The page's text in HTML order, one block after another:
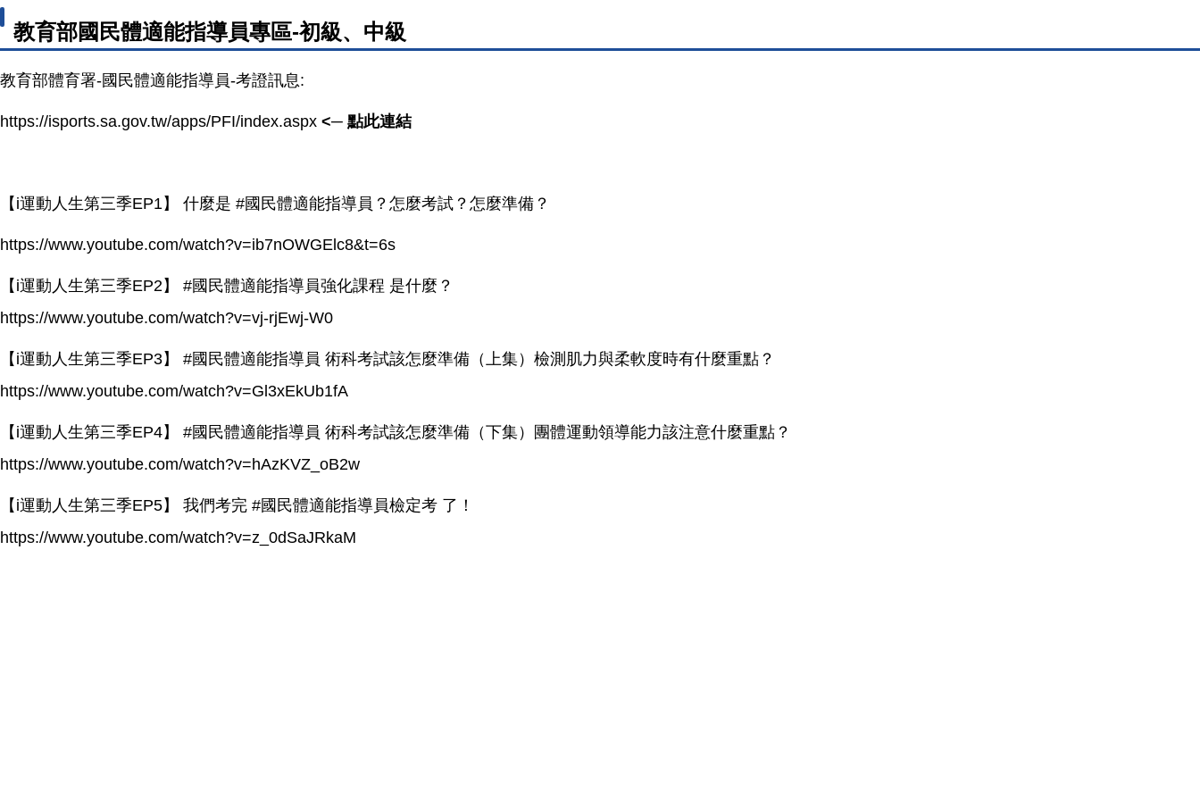
教育部國民體適能指導員專區-初級、中級
教育部體育署-國民體適能指導員-考證訊息:
https://isports.sa.gov.tw/apps/PFI/index.aspx <─ 點此連結
【i運動人生第三季EP1】 什麼是 #國民體適能指導員？怎麼考試？怎麼準備？
https://www.youtube.com/watch?v=ib7nOWGElc8&t=6s
【i運動人生第三季EP2】 #國民體適能指導員強化課程 是什麼？
https://www.youtube.com/watch?v=vj-rjEwj-W0
【i運動人生第三季EP3】 #國民體適能指導員 術科考試該怎麼準備（上集）檢測肌力與柔軟度時有什麼重點？
https://www.youtube.com/watch?v=Gl3xEkUb1fA
【i運動人生第三季EP4】 #國民體適能指導員 術科考試該怎麼準備（下集）團體運動領導能力該注意什麼重點？
https://www.youtube.com/watch?v=hAzKVZ_oB2w
【i運動人生第三季EP5】 我們考完 #國民體適能指導員檢定考 了！
https://www.youtube.com/watch?v=z_0dSaJRkaM